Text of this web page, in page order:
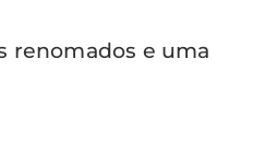
renomados e uma